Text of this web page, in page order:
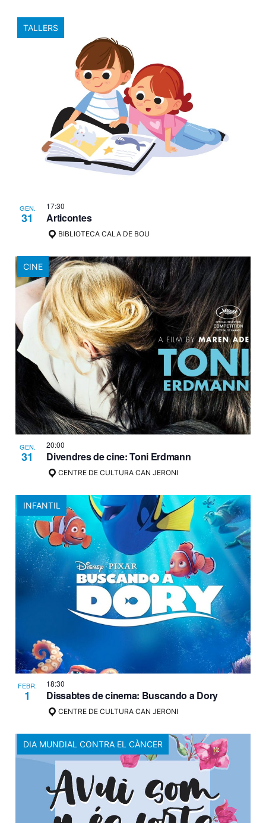
TALLERS
GEN.
31
17:30
Articontes
BIBLIOTECA CALA DE BOU
CINE
GEN.
31
20:00
Divendres de cine: Toni Erdmann
CENTRE DE CULTURA CAN JERONI
INFANTIL
FEBR.
1
18:30
Dissabtes de cinema: Buscando a Dory
CENTRE DE CULTURA CAN JERONI
DIA MUNDIAL CONTRA EL CÀNCER